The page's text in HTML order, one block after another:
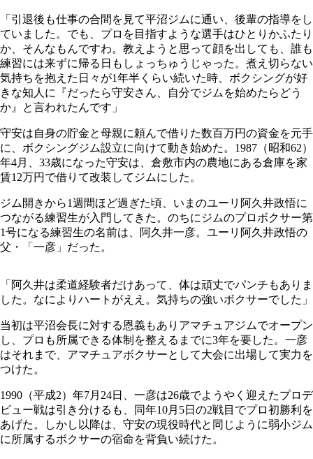
「引退後も仕事の合間を見て平沼ジムに通い、後輩の指導をし
ていました。でも、プロを目指すような選手はひとりかふたり
か、そんなもんですわ。教えようと思って顔を出しても、誰も
練習には来ずに帰る日もしょっちゅうじゃった。煮え切らない
気持ちを抱えた日々が1年半くらい続いた時、ボクシングが好
きな知人に『だったら守安さん、自分でジムを始めたらどう
か』と言われたんです」
守安は自身の貯金と母親に頼んで借りた数百万円の資金を元手
に、ボクシングジム設立に向けて動き始めた。1987（昭和62）
年4月、33歳になった守安は、倉敷市内の農地にある倉庫を家
賃12万円で借りて改装してジムにした。
ジム開きから1週間ほど過ぎた頃、いまのユーリ阿久井政悟に
つながる練習生が入門してきた。のちにジムのプロボクサー第
1号になる練習生の名前は、阿久井一彦。ユーリ阿久井政悟の
父・「一彦」だった。
「阿久井は柔道経験者だけあって、体は頑丈でパンチもありま
した。なによりハートがええ。気持ちの強いボクサーでした」
当初は平沼会長に対する恩義もありアマチュアジムでオープン
し、プロも所属できる体制を整えるまでに3年を要した。一彦
はそれまで、アマチュアボクサーとして大会に出場して実力を
つけた。
1990（平成2）年7月24日、一彦は26歳でようやく迎えたプロデ
ビュー戦は引き分けるも、同年10月5日の2戦目でプロ初勝利を
あげた。しかし以降は、守安の現役時代と同じように弱小ジム
に所属するボクサーの宿命を背負い続けた。